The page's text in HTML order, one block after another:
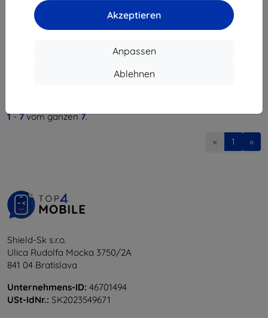
Akzeptieren
Anpassen
Ablehnen
Auf Lager > 5 Stk.
1-7vom ganzen7.
« 1 »
Shield-Sk s.r.o.
Ulica Rudolfa Mocka 3750/2A
841 04 Bratislava
Unternehmens-ID: 46701494
USt-IdNr.: SK2023549671